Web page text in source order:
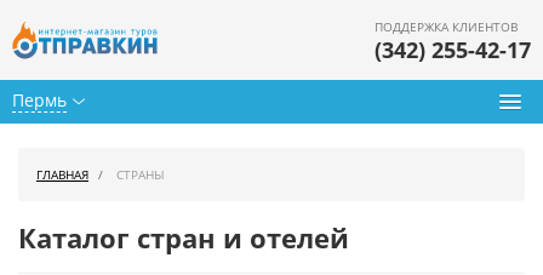
Пермь
ПОДДЕРЖКА КЛИЕНТОВ
(342) 255-42-17
ГЛАВНАЯ СТРАНЫ
Каталог стран и отелей